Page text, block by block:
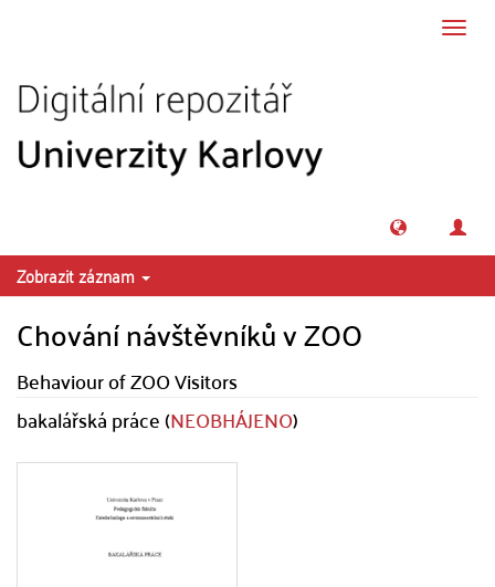
Zobrazit záznam
Chování návštěvníků v ZOO
Behaviour of ZOO Visitors
bakalářská práce (NEOBHÁJENO)